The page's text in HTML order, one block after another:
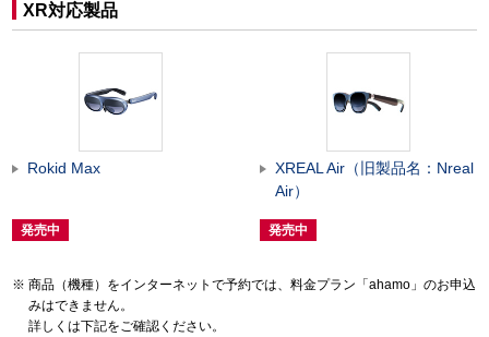
XR対応製品
Rokid Max
発売中
XREAL Air（旧製品名：Nreal
Air）
発売中
商品（機種）をインターネットで予約では、料金プラン「ahamo」のお申込
みはできません。
詳しくは下記をご確認ください。